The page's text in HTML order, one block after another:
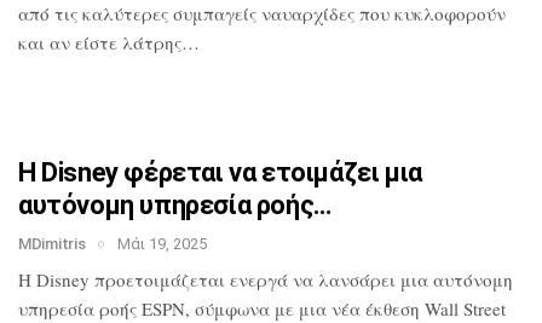
από τις καλύτερες συμπαγείς ναυαρχίδες που κυκλοφορούν
και αν είστε λάτρης…
Η Disney φέρεται να ετοιμάζει μια
αυτόνομη υπηρεσία ροής…
MDimitris Μάι 19, 2025
Η Disney προετοιμάζεται ενεργά να λανσάρει μια αυτόνομη
υπηρεσία ροής ESPN, σύμφωνα με μια νέα έκθεση Wall Street